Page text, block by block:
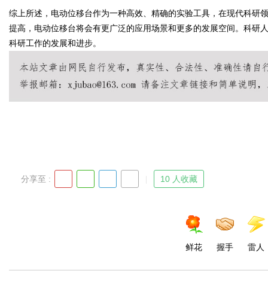
综上所述，电动位移台作为一种高效、精确的实验工具，在现代科研
提高，电动位移台将会有更广泛的应用场景和更多的发展空间。科研
科研工作的发展和进步。
分享至 : 10 人收藏
鲜花 握手 雷人